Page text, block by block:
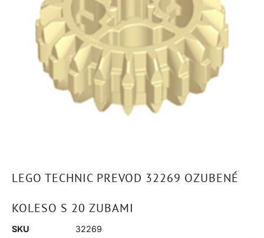
LEGO TECHNIC PREVOD 32269 OZUBENÉ
KOLESO S 20 ZUBAMI
SKU
32269